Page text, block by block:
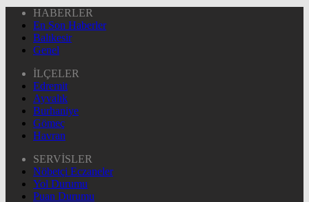
HABERLER
En Son Haberler
Balıkesir
Genel
İLÇELER
Edremit
Ayvalık
Burhaniye
Gömeç
Havran
SERVİSLER
Nöbetçi Eczaneler
Yol Durumu
Puan Durumu